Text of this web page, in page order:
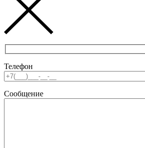
Телефон
Сообщение